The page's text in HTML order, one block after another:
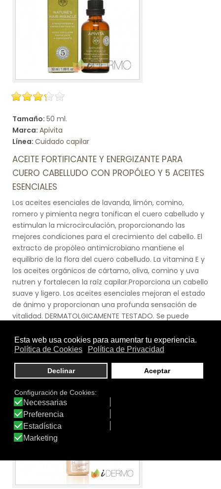
Tamaño: 50 ml.
Marca: Apivita
Línea: Cuidado capilar
ACEITE FORTIFICANTE Y ENERGIZANTE PARA
CUERO CABELLUDO CON PROPÓLEO Y 5 ACEITES
ESENCIALES
Los aceites esenciales de lavanda, limón, comino,
romero y pimienta negra tonifican el cuero cabelludo y
estimulan la microcirculación, proporcionando las
mejores condiciones para el crecimiento del cabello. El
extracto de propóleo antimicrobiano mantiene el
equilibrio de la flora del cuero cabelludo. La vitamina E y
los aceites orgánicos de cártamo, oliva, comino y uva
nutren y fortalecen la raíz capilar.Proporciona un cabello
suave y ligero. Los aceites esenciales mejoran el estado
de ánimo y proporcionan una profunda sensación de
vitalidad. DERMATOLGICAMENTE TESTADO. Se puede
aceites esenciales.
Ver producto